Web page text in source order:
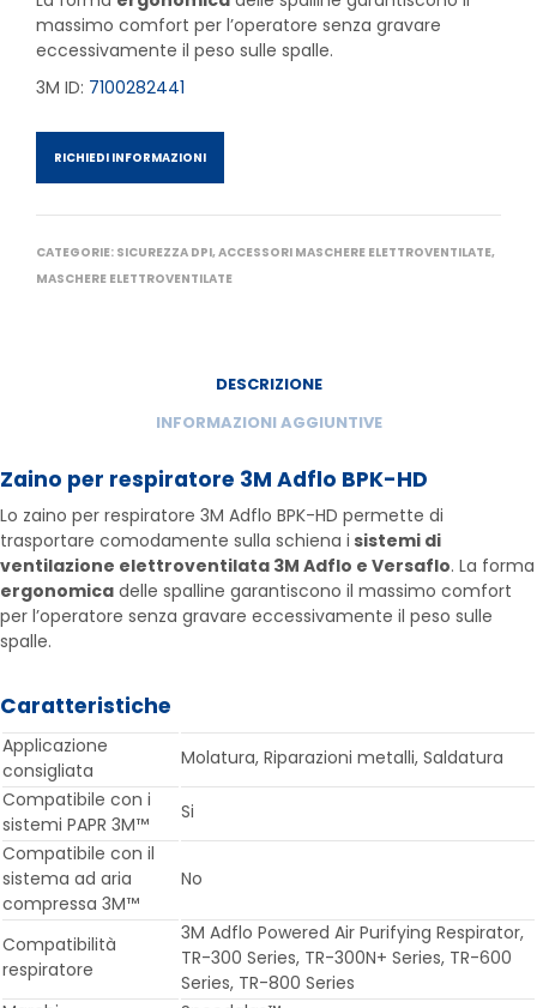
massimo comfort per l’operatore senza gravare
eccessivamente il peso sulle spalle.
3M ID: 7100282441
RICHIEDI INFORMAZIONI
CATEGORIE: SICUREZZA DPI,ACCESSORI MASCHERE ELETTROVENTILATE,
MASCHERE ELETTROVENTILATE
DESCRIZIONE
INFORMAZIONI AGGIUNTIVE
Zaino per respiratore 3M Adflo BPK-HD
Lo zaino per respiratore 3M Adflo BPK-HD permette di
trasportare comodamente sulla schiena i sistemi di
ventilazione elettroventilata 3M Adflo e Versaflo. La forma
ergonomica delle spalline garantiscono il massimo comfort
per l’operatore senza gravare eccessivamente il peso sulle
spalle.
Caratteristiche
Applicazione
consigliata
Molatura, Riparazioni metalli, Saldatura
Compatibile con i
sistemi PAPR 3M™
Si
Compatibile con il
sistema ad aria
compressa 3M™
No
Compatibilità
respiratore
3M Adflo Powered Air Purifying Respirator,
TR-300 Series, TR-300N+ Series, TR-600
Series, TR-800 Series